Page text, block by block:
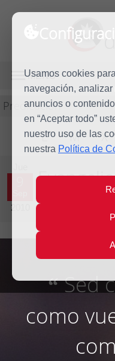
Usamos cookies
navegación,
anuncios o
en “Aceptar todo”
nuestro uso de las
nuestra Política de
MENÚ
Predicación
L M X
2010 Vigésima tercera
“Sed
como